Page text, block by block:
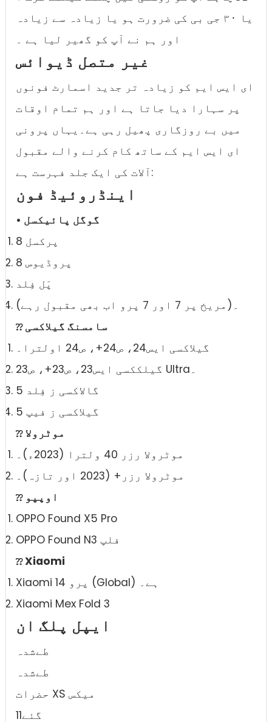
یا ۳۰ جی بی کی ضرورت ہو یا زیادہ سے زیادہ
اور ہم نے آپ کو گھیر لیا ہے ۔
غیر متصل ڈیوائس
ای ایس ایم کو زیادہ تر جدید اسمارٹ فونوں
پر سہارا دیا جاتا ہے اور ہم تمام اوقات
میں بے روزگاری پھیل رہی ہے۔یہاں پرونی
ای ایس ایم کے ساتھ کام کرنے والے مقبول
آلات کی ایک جلد فہرست ہے:
اینڈروئیڈ فون
• گوگل پائیکسل
پرکسل 8
8 پروڈیوس
پَل فِلد
(مریخ پر 7 اور 7 پرو اب بھی مقبول رہے)۔
⁇ سامسنگ گیلاکسی
گیلاکسی ایس24، ص24+، ص24 اولترا۔
گیلککسی ایس23، ص23+، ص23 Ultra۔
گالاکسی ز فِلد 5
گیلاکسی ز فیپ 5
⁇ موٹرولا
موٹرولا رزر 40 ولترا (2023ء)۔
موٹرولا رزر+ (2023 اور تازہ)۔
⁇ اوپپو
OPPO Found X5 Pro
OPPO Found N3 فلپ
⁇ Xiaomi
Xiaomi 14 پرو (Global) ہے۔
Xiaomi Mex Fold 3
ایپل پلگ ان
طےشدہ
طےشدہ
حضرات XS میکس
11گئے